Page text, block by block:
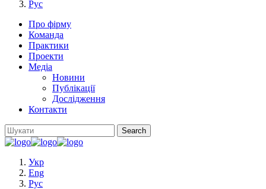
Рус
Про фірму
Команда
Практики
Проекти
Медіа
Новини
Публікації
Дослідження
Контакти
Укр
Eng
Рус